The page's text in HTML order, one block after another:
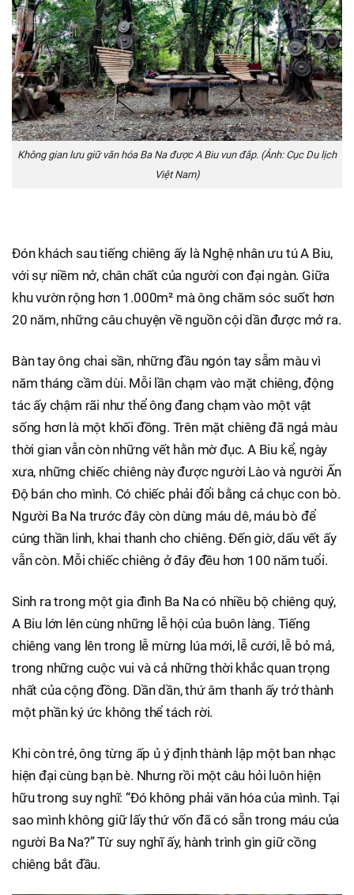
Không gian lưu giữ văn hóa Ba Na được A Biu vun đắp. (Ảnh: Cục Du lịch
Việt Nam)
Đón khách sau tiếng chiêng ấy là Nghệ nhân ưu tú A Biu,
với sự niềm nở, chân chất của người con đại ngàn. Giữa
khu vườn rộng hơn 1.000m² mà ông chăm sóc suốt hơn
20 năm, những câu chuyện về nguồn cội dần được mở ra.
Bàn tay ông chai sần, những đầu ngón tay sẫm màu vì
năm tháng cầm dùi. Mỗi lần chạm vào mặt chiêng, động
tác ấy chậm rãi như thể ông đang chạm vào một vật
sống hơn là một khối đồng. Trên mặt chiêng đã ngả màu
thời gian vẫn còn những vết hằn mờ đục. A Biu kể, ngày
xưa, những chiếc chiêng này được người Lào và người Ấn
Độ bán cho mình. Có chiếc phải đổi bằng cả chục con bò.
Người Ba Na trước đây còn dùng máu dê, máu bò để
cúng thần linh, khai thanh cho chiêng. Đến giờ, dấu vết ấy
vẫn còn. Mỗi chiếc chiêng ở đây đều hơn 100 năm tuổi.
Sinh ra trong một gia đình Ba Na có nhiều bộ chiêng quý,
A Biu lớn lên cùng những lễ hội của buôn làng. Tiếng
chiêng vang lên trong lễ mừng lúa mới, lễ cưới, lễ bỏ mả,
trong những cuộc vui và cả những thời khắc quan trọng
nhất của cộng đồng. Dần dần, thứ âm thanh ấy trở thành
một phần ký ức không thể tách rời.
Khi còn trẻ, ông từng ấp ủ ý định thành lập một ban nhạc
hiện đại cùng bạn bè. Nhưng rồi một câu hỏi luôn hiện
hữu trong suy nghĩ: “Đó không phải văn hóa của mình. Tại
sao mình không giữ lấy thứ vốn đã có sẵn trong máu của
người Ba Na?” Từ suy nghĩ ấy, hành trình gìn giữ cồng
chiêng bắt đầu.